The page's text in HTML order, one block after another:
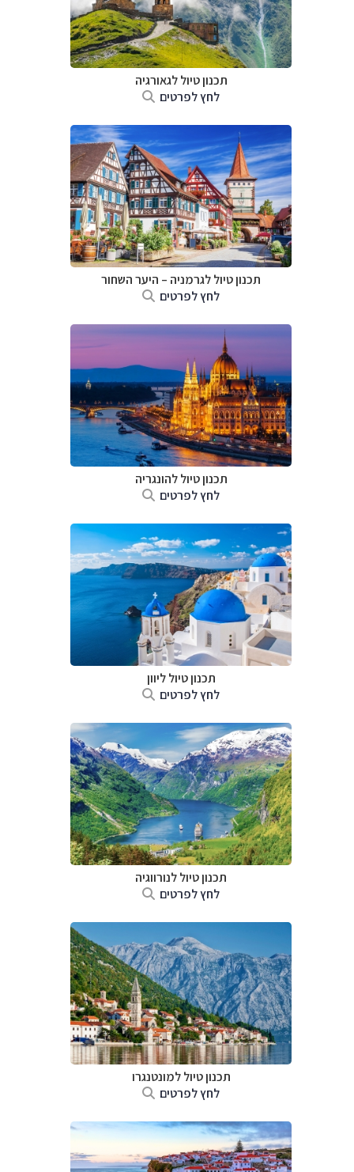
תכנון טיול לגאורגיה
לחץ לפרטים
תכנון טיול לגרמניה – היער השחור
לחץ לפרטים
תכנון טיול להונגריה
לחץ לפרטים
תכנון טיול ליוון
לחץ לפרטים
תכנון טיול לנורווגיה
לחץ לפרטים
תכנון טיול למונטנגרו
לחץ לפרטים